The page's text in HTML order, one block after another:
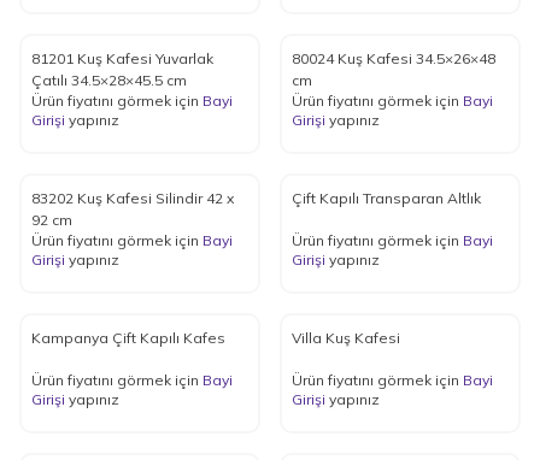
81201 Kuş Kafesi Yuvarlak
Çatılı 34.5×28×45.5 cm
Ürün fiyatını görmek için Bayi
Girişi yapınız
80024 Kuş Kafesi 34.5×26×48
cm
Ürün fiyatını görmek için Bayi
Girişi yapınız
83202 Kuş Kafesi Silindir 42 x
92 cm
Ürün fiyatını görmek için Bayi
Girişi yapınız
Çift Kapılı Transparan Altlık
Ürün fiyatını görmek için Bayi
Girişi yapınız
Kampanya Çift Kapılı Kafes
Ürün fiyatını görmek için Bayi
Girişi yapınız
Villa Kuş Kafesi
Ürün fiyatını görmek için Bayi
Girişi yapınız